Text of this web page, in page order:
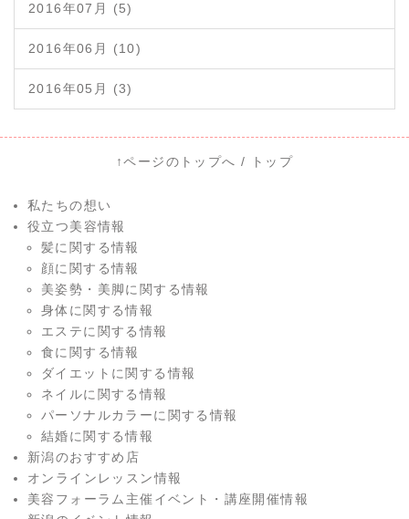
2016年07月 (5)
2016年06月 (10)
2016年05月 (3)
↑ページのトップへ / トップ
私たちの想い
役立つ美容情報
髪に関する情報
顔に関する情報
美姿勢・美脚に関する情報
身体に関する情報
エステに関する情報
食に関する情報
ダイエットに関する情報
ネイルに関する情報
パーソナルカラーに関する情報
結婚に関する情報
新潟のおすすめ店
オンラインレッスン情報
美容フォーラム主催イベント・講座開催情報